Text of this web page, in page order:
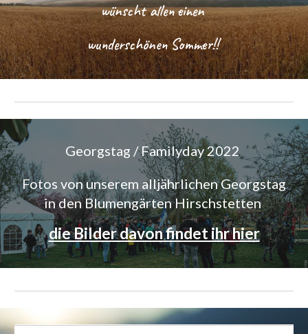
wünscht allen einen
wunderschönen Sommer!!
Georgstag / Familyday 2022
Fotos von unserem alljährlichen Georgstag
in den Blumengärten Hirschstetten
die Bilder davon findet ihr hier